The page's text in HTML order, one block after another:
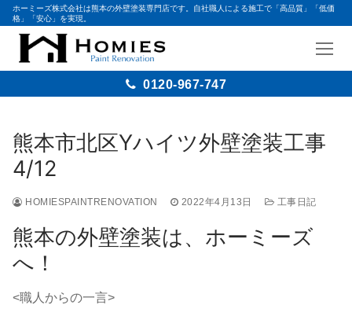
ホーミーズ株式会社は熊本の外壁塗装専門店です。自社職人による施工で「高品質」「低価
格」「安心」を実現。
0120-967-747
熊本市北区Yハイツ外壁塗装工事
4/12
HOMIESPAINTRENOVATION 2022年4月13日 工事日記
熊本の外壁塗装は、ホーミーズ
へ！
<職人からの一言>